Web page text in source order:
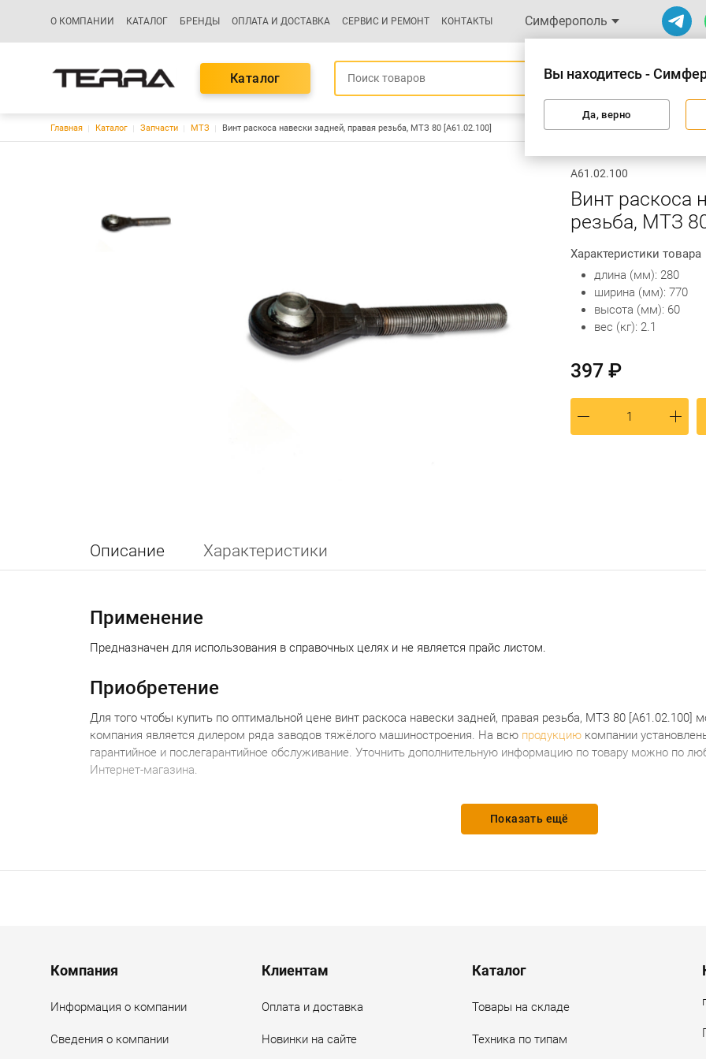
Основная навигация
О КОМПАНИИ КАТАЛОГ БРЕНДЫ ОПЛАТА И ДОСТАВКА СЕРВИС И РЕМОНТ КОНТАКТЫ Симферополь
Вы находитесь -
Да, верно
Каталог
Строка навигации
Главная Каталог Запчасти МТЗ Винт раскоса навески задней, правая резьба, МТЗ 80 [А61.02.100]
А61.02.100
Винт раскоса
резьба, МТЗ
Характеристики товара
длина (мм): 280
ширина (мм): 770
высота (мм): 60
вес (кг): 2.1
397 ₽
Описание Характеристики
Применение
Предназначен для использования в справочных целях и не является прайс листом.
Приобретение
Для того чтобы купить по оптимальной цене винт раскоса навески задней, правая резьба, МТЗ 80 [А61.02.100]
компания является дилером ряда заводов тяжёлого машиностроения. На всю продукцию компании
гарантийное и послегарантийное обслуживание. Уточнить дополнительную информацию по товару можно по
Интернет-магазина.
Показать ещё
Menu footer
Компания
Информация о компании
Сведения о компании
Клиентам
Оплата и доставка
Новинки на сайте
Каталог
Товары на складе
Техника по типам